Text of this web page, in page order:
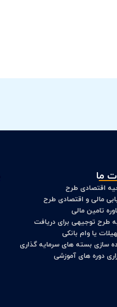
ما
اقتصادی طرح
مالی و اقتصادی طرح
تامین مالی
طرح توجیهی برای دریافت
یا وام بانکی
سازی بسته های سرمایه گذاری
دوره های آموزشی